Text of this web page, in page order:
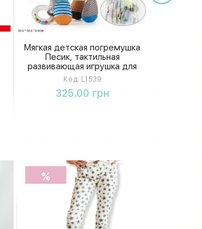
Мягкая детская погремушка
Песик, тактильная
развивающая игрушка для
малышей, в пакете 25 × 30
× 9 см
Код: L1539
325.00 грн
Купить
%